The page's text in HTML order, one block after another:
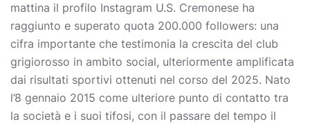
mattina il profilo Instagram U.S. Cremonese ha
raggiunto e superato quota 200.000 followers: una
cifra importante che testimonia la crescita del club
grigiorosso in ambito social, ulteriormente amplificata
dai risultati sportivi ottenuti nel corso del 2025. Nato
l’8 gennaio 2015 come ulteriore punto di contatto tra
la società e i suoi tifosi, con il passare del tempo il